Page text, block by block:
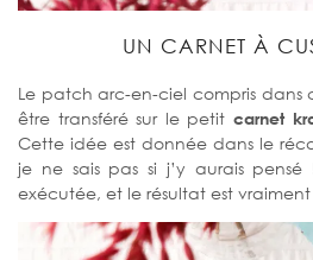
UN CARNET À
Le patch arc-en-ciel compris dans
être transféré sur le petit carnet
Cette idée est donnée dans le
je ne sais pas si j’y aurais pensé
exécutée, et le résultat est